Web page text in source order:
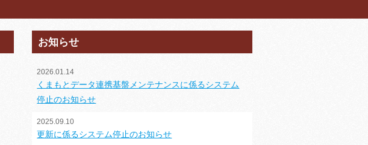
お知らせ
2026.01.14
くまもとデータ連携基盤メンテナンスに係るシステム
停止のお知らせ
2025.09.10
更新に係るシステム停止のお知らせ